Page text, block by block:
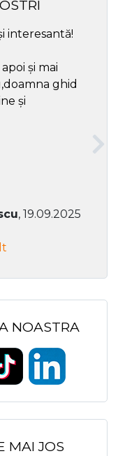
interesantă!
și mai
ghid
și
, 19.09.2025
NOASTRA
MAI JOS